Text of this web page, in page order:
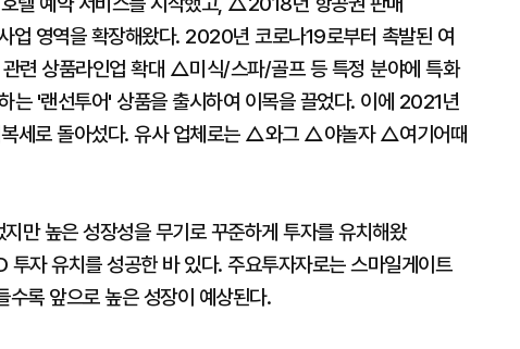
영역을 확장해왔다. 2020년 코로나19로부터 촉발된 여
련 상품라인업 확대 △미식/스파/골프 등 특정 분야에 특화
'랜선투어' 상품을 출시하여 이목을 끌었다. 이에 2021년
세로 돌아섰다. 유사 업체로는 △와그 △야놀자 △여기어때
만 높은 성장성을 무기로 꾸준하게 투자를 유치해왔
자 유치를 성공한 바 있다. 주요투자자로는 스마일게이트
록 앞으로 높은 성장이 예상된다.